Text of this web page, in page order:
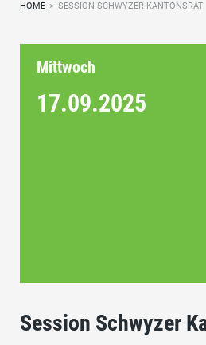
HOME > SESSION SCHWYZER KANTONSRAT
Mittwoch
17.09.2025
Session Schwyzer